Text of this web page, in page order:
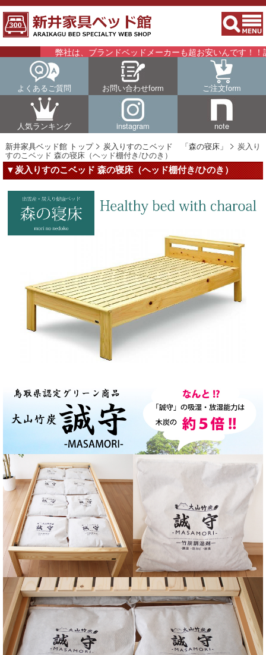
弊社は、ブランドベッドメーカーも超お安いんです！！詳細はこ
よくあるご質問 お問い合わせform ご注文form
人気ランキング instagram
note
新井家具ベッド館 トップ
炭入りすのこベッド 「森の寝床」 炭入り
すのこベッド 森の寝床（ヘッド棚付き/ひのき）
▼炭入りすのこベッド 森の寝床（ヘッド棚付き/ひのき）